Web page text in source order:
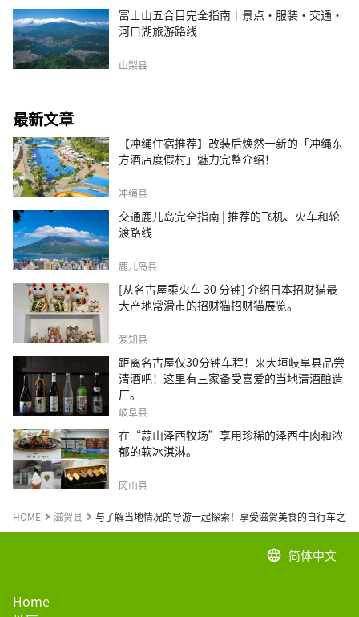
富士山五合目完全指南｜景点·服装·交通·
河口湖旅游路线
山梨县
最新文章
【冲绳住宿推荐】改装后焕然一新的「冲绳东
方酒店度假村」魅力完整介绍！
冲绳县
交通鹿儿岛完全指南 | 推荐的飞机、火车和轮
渡路线
鹿儿岛县
[从名古屋乘火车 30 分钟] 介绍日本招财猫最
大产地常滑市的招财猫招财猫展览。
爱知县
距离名古屋仅30分钟车程！来大垣岐阜县品尝
清酒吧！这里有三家备受喜爱的当地清酒酿造
厂。
岐阜县
在“蒜山泽西牧场”享用珍稀的泽西牛肉和浓
郁的软冰淇淋。
冈山县
HOME 滋贺县 与了解当地情况的导游一起探索！享受滋贺美食的自行车之旅
language 简体中文
Home